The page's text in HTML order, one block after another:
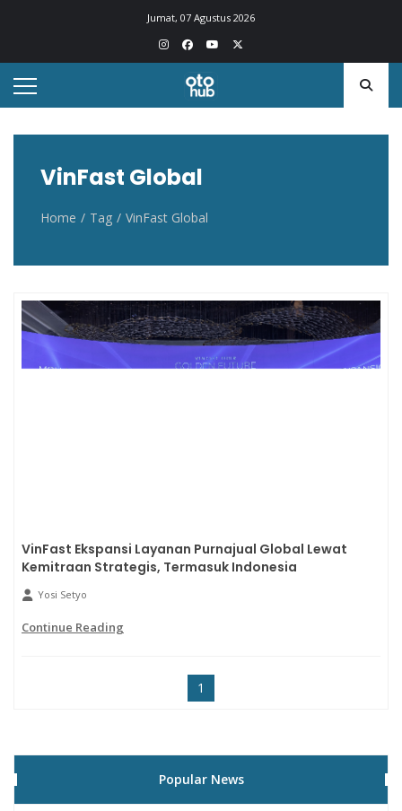
Jumat, 07 Agustus 2026
Otohub.co
Portal berita otomotif Indonesia terkini
VinFast Global
Home Tag VinFast Global
VinFast Ekspansi Layanan Purnajual Global Lewat
Kemitraan Strategis, Termasuk Indonesia
Yosi Setyo
Continue Reading
1
Popular News